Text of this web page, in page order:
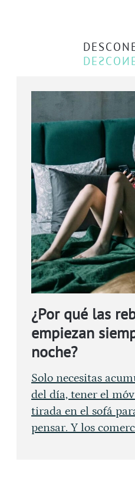
¿Por qué las
empiezan
noche?
Solo necesitas
del día, tener el
tirada en el sofá
pensar. Y los